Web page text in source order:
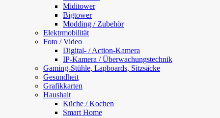
Miditower
Bigtower
Modding / Zubehör
Elektrmobilität
Foto / Video
Digital- / Action-Kamera
IP-Kamera / Überwachungstechnik
Gaming-Stühle, Lapboards, Sitzsäcke
Gesundheit
Grafikkarten
Haushalt
Küche / Kochen
Smart Home